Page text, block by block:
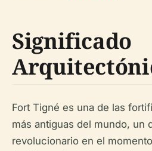
Significado
Fort Tigné es una de las
más antiguas del mundo, un
revolucionario en el